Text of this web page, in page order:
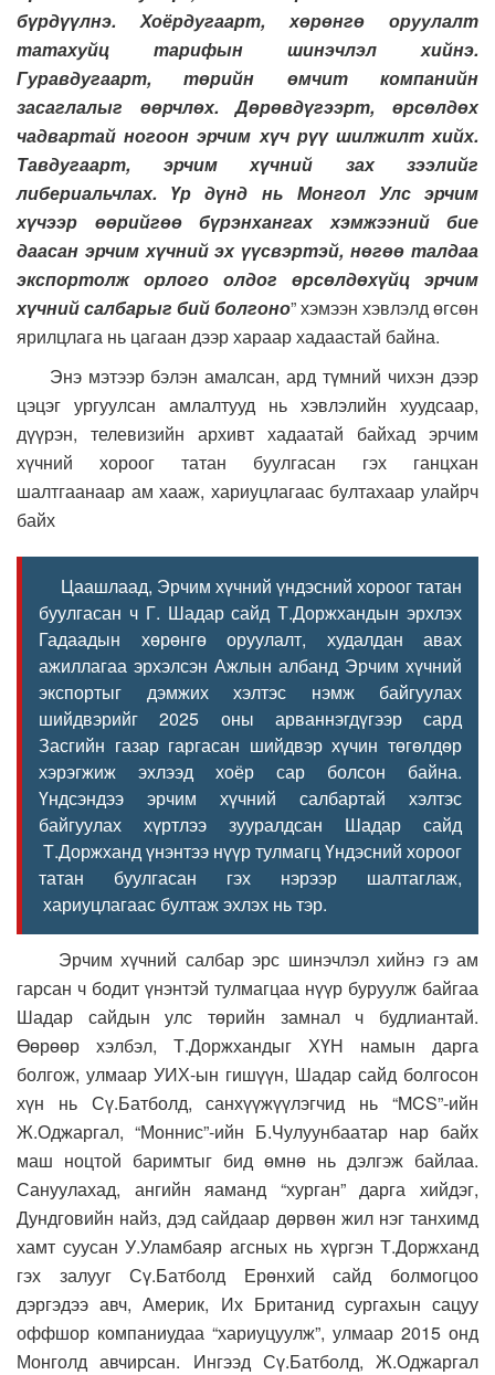
бүрдүүлнэ. Хоёрдугаарт, хөрөнгө оруулалт
татахуйц тарифын шинэчлэл хийнэ.
Гуравдугаарт, төрийн өмчит компанийн
засаглалыг өөрчлөх. Дөрөвдүгээрт, өрсөлдөх
чадвартай ногоон эрчим хүч рүү шилжилт хийх.
Тавдугаарт, эрчим хүчний зах зээлийг
либериальчлах. Үр дүнд нь Монгол Улс эрчим
хүчээр өөрийгөө бүрэнхангах хэмжээний бие
даасан эрчим хүчний эх үүсвэртэй, нөгөө талдаа
экспортолж орлого олдог өрсөлдөхүйц эрчим
хүчний салбарыг бий болгоно” хэмээн хэвлэлд өгсөн
ярилцлага нь цагаан дээр хараар хадаастай байна.
Энэ мэтээр бэлэн амалсан, ард түмний чихэн дээр
цэцэг ургуулсан амлалтууд нь хэвлэлийн хуудсаар,
дүүрэн, телевизийн архивт хадаатай байхад эрчим
хүчний хороог татан буулгасан гэх ганцхан
шалтгаанаар ам хааж, хариуцлагаас бултахаар улайрч
байх
Цаашлаад, Эрчим хүчний үндэсний хороог татан
буулгасан ч Г. Шадар сайд Т.Доржхандын эрхлэх
Гадаадын хөрөнгө оруулалт, худалдан авах
ажиллагаа эрхэлсэн Ажлын албанд Эрчим хүчний
экспортыг дэмжих хэлтэс нэмж байгуулах
шийдвэрийг 2025 оны арваннэгдүгээр сард
Засгийн газар гаргасан шийдвэр хүчин төгөлдөр
хэрэгжиж эхлээд хоёр сар болсон байна.
Үндсэндээ эрчим хүчний салбартай хэлтэс
байгуулах хүртлээ зууралдсан Шадар сайд
Т.Доржханд үнэнтээ нүүр тулмагц Үндэсний хороог
татан буулгасан гэх нэрээр шалтаглаж,
хариуцлагаас бултаж эхлэх нь тэр.
Эрчим хүчний салбар эрс шинэчлэл хийнэ гэ ам
гарсан ч бодит үнэнтэй тулмагцаа нүүр буруулж байгаа
Шадар сайдын улс төрийн замнал ч будлиантай.
Өөрөөр хэлбэл, Т.Доржхандыг ХҮН намын дарга
болгож, улмаар УИХ-ын гишүүн, Шадар сайд болгосон
хүн нь Сү.Батболд, санхүүжүүлэгчид нь “MCS”-ийн
Ж.Оджаргал, “Моннис”-ийн Б.Чулуунбаатар нар байх
маш ноцтой баримтыг бид өмнө нь дэлгэж байлаа.
Сануулахад, ангийн яаманд “хурган” дарга хийдэг,
Дундговийн найз, дэд сайдаар дөрвөн жил нэг танхимд
хамт суусан У.Уламбаяр агсных нь хүргэн Т.Доржханд
гэх залууг Сү.Батболд Ерөнхий сайд болмогцоо
дэргэдээ авч, Америк, Их Британид сургахын сацуу
оффшор компаниудаа “хариуцуулж”, улмаар 2015 онд
Монголд авчирсан. Ингээд Сү.Батболд, Ж.Оджаргал